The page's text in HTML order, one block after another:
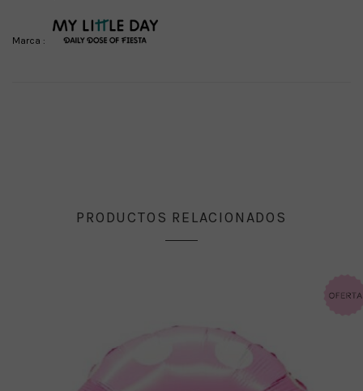
Marca :
PRODUCTOS RELACIONADOS